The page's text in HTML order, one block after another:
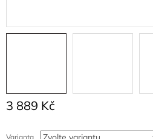
3 889 Kč
cena:
Varianta